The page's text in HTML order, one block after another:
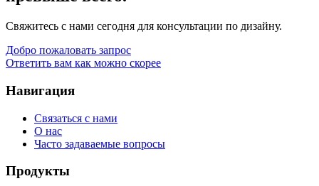
Свяжитесь с нами сегодня для консультации по дизайну.
Добро пожаловать запрос
Ответить вам как можно скорее
Навигация
Связаться с нами
О нас
Часто задаваемые вопросы
Продукты